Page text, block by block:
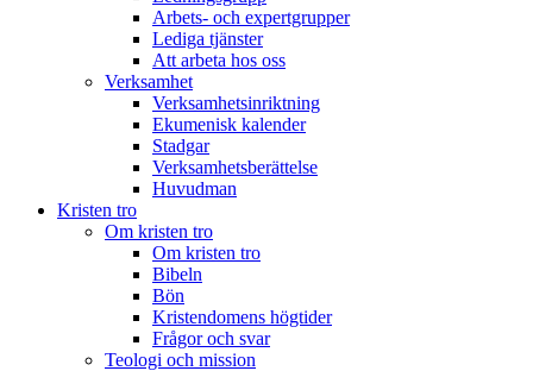
Arbets- och expertgrupper
Lediga tjänster
Att arbeta hos oss
Verksamhet
Verksamhetsinriktning
Ekumenisk kalender
Stadgar
Verksamhetsberättelse
Huvudman
Kristen tro
Om kristen tro
Om kristen tro
Bibeln
Bön
Kristendomens högtider
Frågor och svar
Teologi och mission